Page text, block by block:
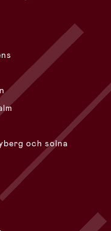
och solna